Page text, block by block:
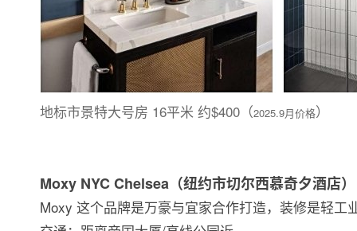
地标市景特大号房 16平米 约$400（2025.9月价格）
Moxy NYC Chelsea（纽约市切尔西慕奇夕酒店）
Moxy 这个品牌是万豪与宜家合作打造，装修是轻工